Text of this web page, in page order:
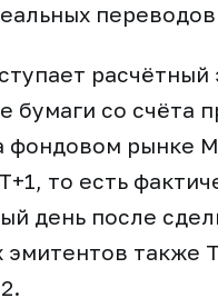
бумаги со счёта
фондовом рынке
то есть
день после
также